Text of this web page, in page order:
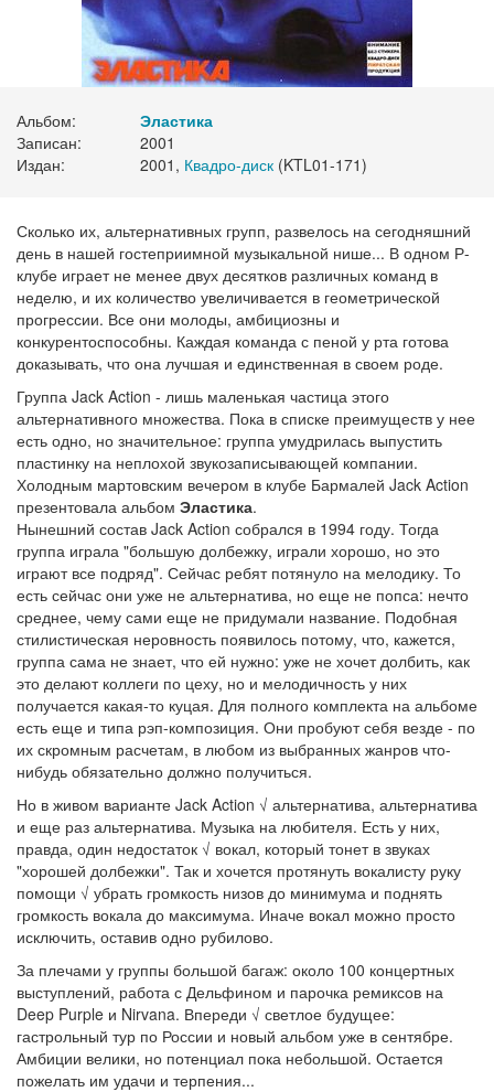
Альбом:
Эластика
Записан:
2001
Издан:
2001, Квадро-диск (KTL01-171)
Сколько их, альтернативных групп, развелось на сегодняшний
день в нашей гостеприимной музыкальной нише... В одном Р-
клубе играет не менее двух десятков различных команд в
неделю, и их количество увеличивается в геометрической
прогрессии. Все они молоды, амбициозны и
конкурентоспособны. Каждая команда с пеной у рта готова
доказывать, что она лучшая и единственная в своем роде.
Группа Jack Action - лишь маленькая частица этого
альтернативного множества. Пока в списке преимуществ у нее
есть одно, но значительное: группа умудрилась выпустить
пластинку на неплохой звукозаписывающей компании.
Холодным мартовским вечером в клубе Бармалей Jack Action
презентовала альбом Эластика.
Нынешний состав Jack Action собрался в 1994 году. Тогда
группа играла "большую долбежку, играли хорошо, но это
играют все подряд". Сейчас ребят потянуло на мелодику. То
есть сейчас они уже не альтернатива, но еще не попса: нечто
среднее, чему сами еще не придумали название. Подобная
стилистическая неровность появилось потому, что, кажется,
группа сама не знает, что ей нужно: уже не хочет долбить, как
это делают коллеги по цеху, но и мелодичность у них
получается какая-то куцая. Для полного комплекта на альбоме
есть еще и типа рэп-композиция. Они пробуют себя везде - по
их скромным расчетам, в любом из выбранных жанров что-
нибудь обязательно должно получиться.
Но в живом варианте Jack Action √ альтернатива, альтернатива
и еще раз альтернатива. Музыка на любителя. Есть у них,
правда, один недостаток √ вокал, который тонет в звуках
"хорошей долбежки". Так и хочется протянуть вокалисту руку
помощи √ убрать громкость низов до минимума и поднять
громкость вокала до максимума. Иначе вокал можно просто
исключить, оставив одно рубилово.
За плечами у группы большой багаж: около 100 концертных
выступлений, работа с Дельфином и парочка ремиксов на
Deep Purple и Nirvana. Впереди √ светлое будущее:
гастрольный тур по России и новый альбом уже в сентябре.
Амбиции велики, но потенциал пока небольшой. Остается
пожелать им удачи и терпения...